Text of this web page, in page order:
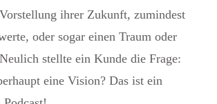
ihrer Zukunft, zumindest
oder sogar einen Traum oder
stellte ein Kunde die Frage:
eine Vision? Das ist ein